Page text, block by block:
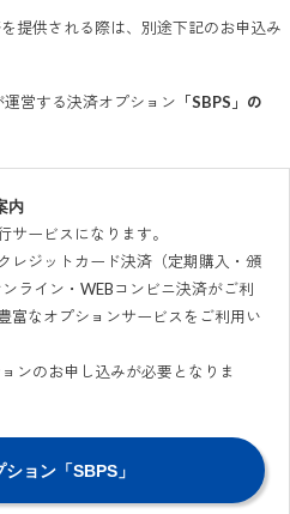
提供される際は、別途下記のお申込み
運営する決済オプション 「SBPS」の
内
サービスになります。
レジットカード決済（定期購入・頒
ライン・WEBコンビニ決済がご利
富なオプションサービスをご利用い
ンのお申し込みが必要となりま
ョン「SBPS」